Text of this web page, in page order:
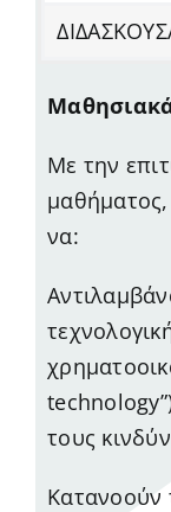
Με την
μαθήματος,
να:
τους
Κατανοούν